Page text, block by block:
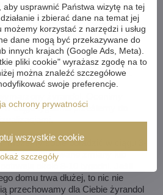
wykonujemy wszelkiego
to dla Ciebie za mało, możemy
całkowicie według Twojego
żyrandola z naszej oferty,
niestandardowy produkt.
obrazek/zdjęcie, jak
w ciągu tygodnia prześlemy do
możemy sobie poradzić w ciągu 3-
skomplikowane zmiany lub
domu trwa dłużej, to nic nie
przechowamy dla Ciebie żyrandol
aby usprawnić Państwa wizytę na tej
i zbierać dane na temat jej
korzystać z narzędzi i usług
dane mogą być przekazywane do
innych krajach (Google Ads, Meta).
pliki cookie" wyrażasz zgodę na to
można znaleźć szczegółowe
swoje preferencje.
ochrony prywatności
szczegóły
wszystkie cookie